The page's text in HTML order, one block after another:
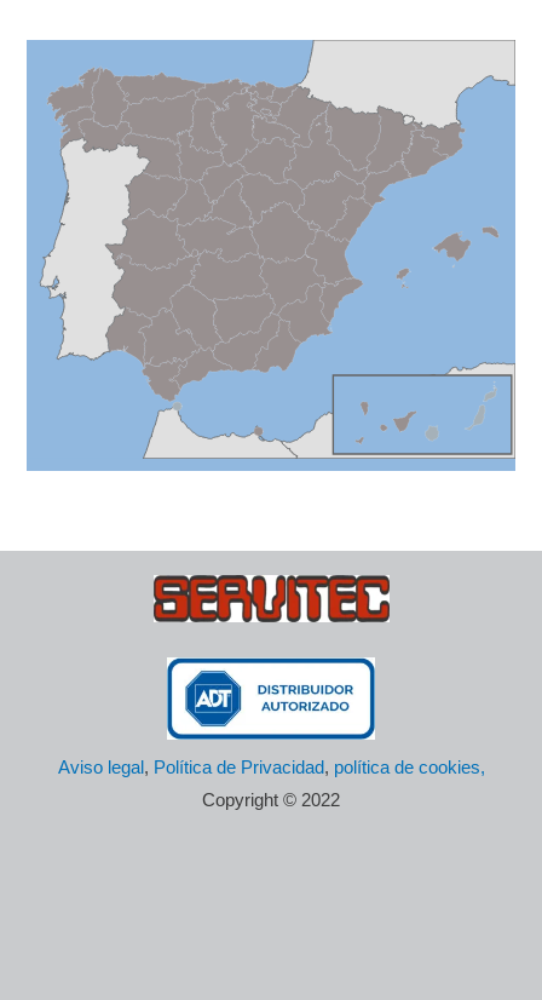
Aviso legal, Política de Privacidad, política de cookies,
Copyright © 2022